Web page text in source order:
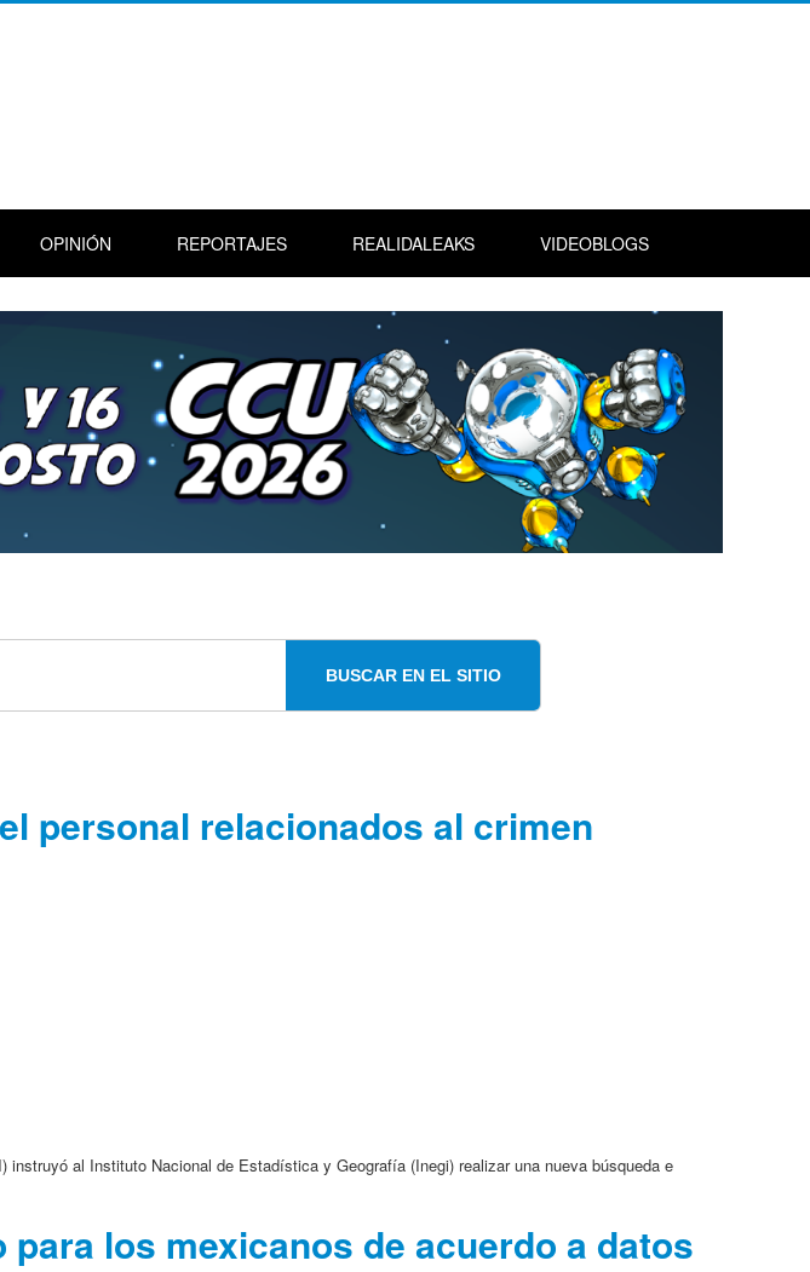
OPINIÓN REPORTAJES REALIDALEAKS VIDEOBLOGS
BUSCAR EN EL SITIO
personal relacionados al crimen
al Instituto Nacional de Estadística y Geografía (Inegi) realizar una nueva búsqueda e
los mexicanos de acuerdo a datos